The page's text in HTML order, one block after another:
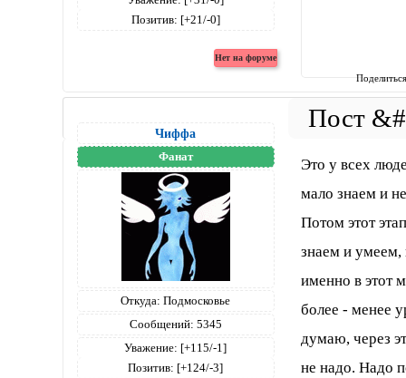
Позитив: [+21/-0]
Чиффа
Фанат
Откуда: Подмосковье
Сообщений: 5345
Уважение: [+115/-1]
Позитив: [+124/-3]
Это у всех
мало знаем и
Потом этот
знаем и умеем,
именно в этот
более - менее
думаю, через
не надо. Надо